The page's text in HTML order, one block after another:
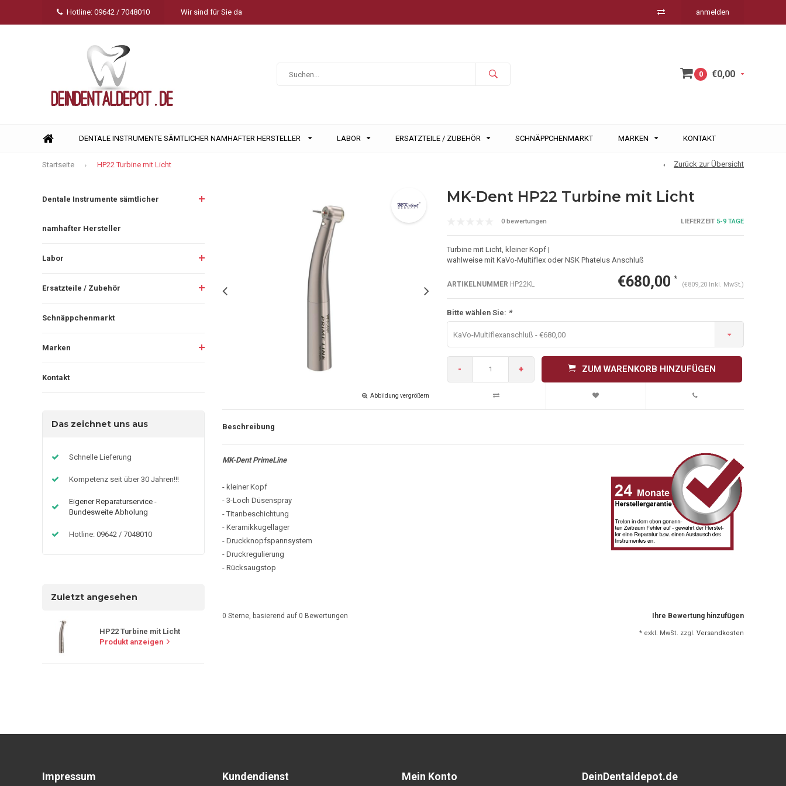
Hotline: 09642 / 7048010 Wir sind für Sie da anmelden
0 €0,00
DENTALE INSTRUMENTE SÄMTLICHER NAMHAFTER HERSTELLER LABOR ERSATZTEILE / ZUBEHÖR SCHNÄPPCHENMARKT MARKEN KONTAKT
Startseite HP22 Turbine mit Licht Zurück zur Übersicht
Dentale Instrumente sämtlicher
namhafter Hersteller
Labor
Ersatzteile / Zubehör
Schnäppchenmarkt
Marken
Kontakt
Das zeichnet uns aus
Schnelle Lieferung
Kompetenz seit über 30 Jahren!!!
Eigener Reparaturservice -
Bundesweite Abholung
Hotline: 09642 / 7048010
Zuletzt angesehen
HP22 Turbine mit Licht
Produkt anzeigen
Abbildung vergrößern
MK-Dent HP22 Turbine mit Licht
0 bewertungen LIEFERZEIT5-9 TAGE
Turbine mit Licht, kleiner Kopf |
wahlweise mit KaVo-Multiflex oder NSK Phatelus Anschluß
ARTIKELNUMMER HP22KL €680,00 *
(€809,20 Inkl. MwSt.)
Bitte wählen Sie: *
KaVo-Multiflexanschluß - €680,00
- + ZUM WARENKORB HINZUFÜGEN
Beschreibung
MK-Dent PrimeLine
- kleiner Kopf
- 3-Loch Düsenspray
- Titanbeschichtung
- Keramikkugellager
- Druckknopfspannsystem
- Druckregulierung
- Rücksaugstop
Ihre Bewertung hinzufügen
0 Sterne, basierend auf 0 Bewertungen
* exkl. MwSt. zzgl. Versandkosten
Impressum Kundendienst Mein Konto DeinDentaldepot.de